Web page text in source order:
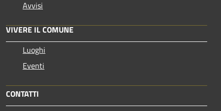
Avvisi
VIVERE IL COMUNE
Luoghi
Eventi
CONTATTI